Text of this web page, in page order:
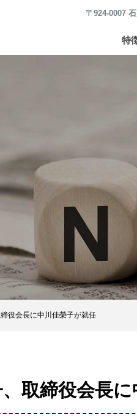
〒924-0007
特
加
役会長に中川佳榮子が就任
取締役会長